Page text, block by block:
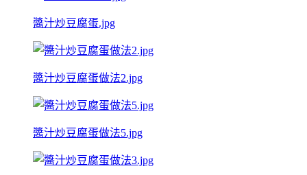
醬汁炒豆腐蛋.jpg
醬汁炒豆腐蛋做法2.jpg
醬汁炒豆腐蛋做法5.jpg